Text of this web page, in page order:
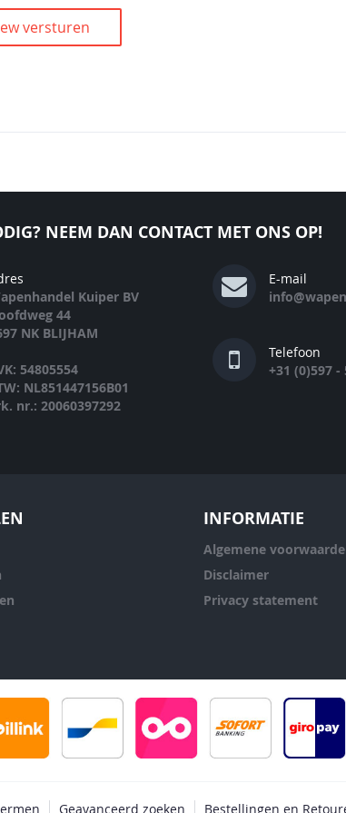
versturen
NEEM DAN CONTACT MET ONS OP!
Kuiper BV
44
NK BLIJHAM
54805554
NL851447156B01
nr.: 20060397292
E-mail
Telefoon
+31 (0)597 -
INFORMATIE
Algemene
Disclaimer
Privacy statement
Geavanceerd zoeken Bestellingen en